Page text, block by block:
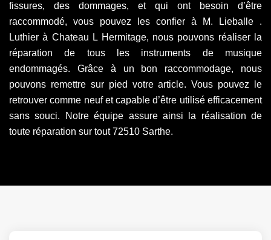
fissures, des dommages, et qui ont besoin d’être
raccommodé, vous pouvez les confier à M. Lieballe .
Luthier à Chateau L Hermitage, nous pouvons réaliser la
réparation de tous les instruments de musique
endommagés. Grâce à un bon raccommodage, nous
pouvons remettre sur pied votre article. Vous pouvez le
retrouver comme neuf et capable d’être utilisé efficacement
sans souci. Notre équipe assure ainsi la réalisation de
toute réparation sur tout 72510 Sarthe.